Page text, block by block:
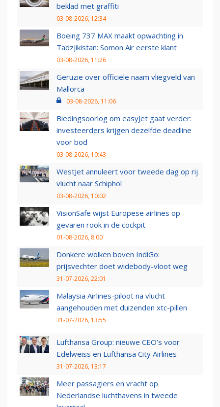
beklad met graffiti
03-08-2026, 12:34
Boeing 737 MAX maakt opwachting in
Tadzjikistan: Somon Air eerste klant
03-08-2026, 11:26
Geruzie over officiële naam vliegveld van
Mallorca
03-08-2026, 11:06
Biedingsoorlog om easyJet gaat verder:
investeerders krijgen dezelfde deadline
voor bod
03-08-2026, 10:43
WestJet annuleert voor tweede dag op rij
vlucht naar Schiphol
03-08-2026, 10:02
VisionSafe wijst Europese airlines op
gevaren rook in de cockpit
01-08-2026, 8:00
Donkere wolken boven IndiGo:
prijsvechter doet widebody-vloot weg
31-07-2026, 22:01
Malaysia Airlines-piloot na vlucht
aangehouden met duizenden xtc-pillen
31-07-2026, 13:55
Lufthansa Group: nieuwe CEO’s voor
Edelweiss en Lufthansa City Airlines
31-07-2026, 13:17
Meer passagiers en vracht op
Nederlandse luchthavens in tweede